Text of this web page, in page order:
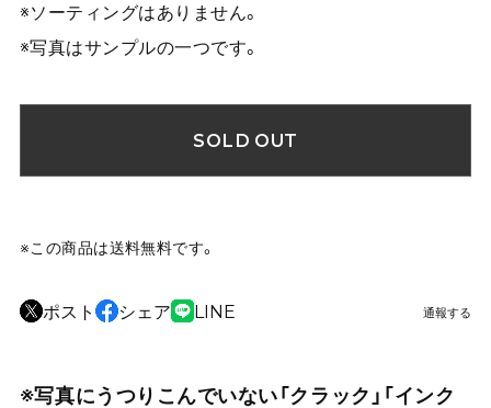
※ソーティングはありません。
※写真はサンプルの一つです。
SOLD OUT
※この商品は送料無料です。
ポスト シェア LINE 通報する
※写真にうつりこんでいない「クラック」「インク